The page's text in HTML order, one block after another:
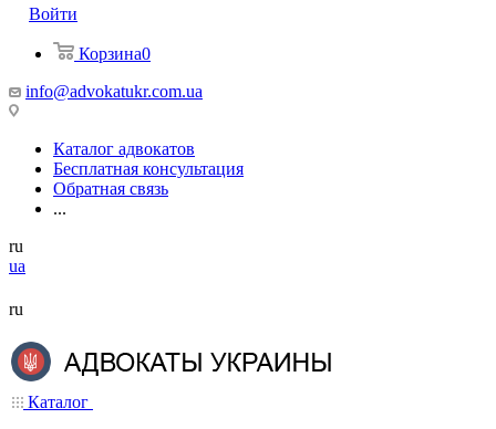
Войти
Корзина0
info@advokatukr.com.ua
Каталог адвокатов
Бесплатная консультация
Обратная связь
...
ru
ua
ru
Каталог